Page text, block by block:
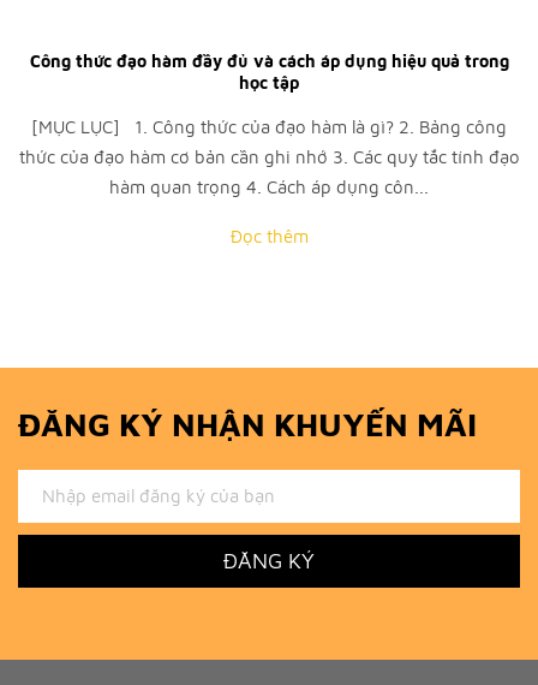
Công thức đạo hàm đầy đủ và cách áp dụng hiệu quả trong
học tập
[MỤC LỤC] 1. Công thức của đạo hàm là gì? 2. Bảng công
thức của đạo hàm cơ bản cần ghi nhớ 3. Các quy tắc tính đạo
hàm quan trọng 4. Cách áp dụng côn...
Đọc thêm
ĐĂNG KÝ NHẬN KHUYẾN MÃI
ĐĂNG KÝ